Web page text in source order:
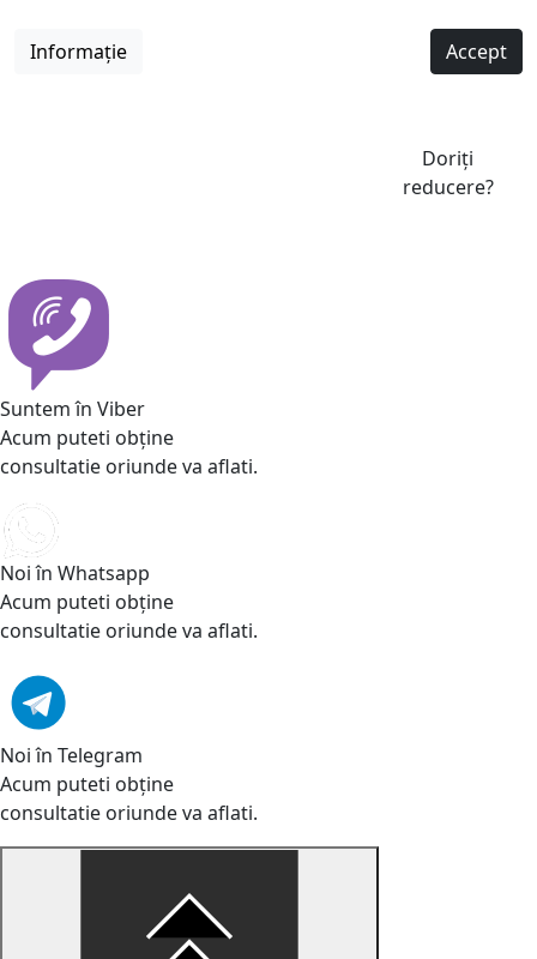
Informație Accept
Doriți
reducere?
Suntem în Viber
Acum puteti obține
consultatie oriunde va aflati.
Noi în Whatsapp
Acum puteti obține
consultatie oriunde va aflati.
Noi în Telegram
Acum puteti obține
consultatie oriunde va aflati.